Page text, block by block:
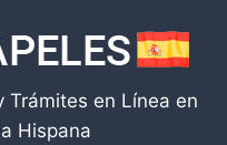
Trámites en Línea en
Hispana